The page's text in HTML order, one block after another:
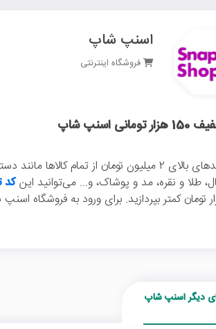
اسنپ شاپ
فروشگاه اینترنتی
اسنپ شاپ
در خریدهای بالای ۲ میلیون تومان از تمام
طلا و نقره، مد و پوشاک، و... می‌توانید این
دیگر اسنپ شاپ